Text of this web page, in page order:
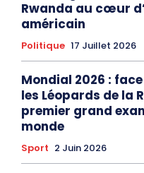
Rwanda au cœur
américain
Politique 17 Juillet 2026
Mondial 2026 :
les Léopards de la
premier grand
monde
Sport 2 Juin 2026